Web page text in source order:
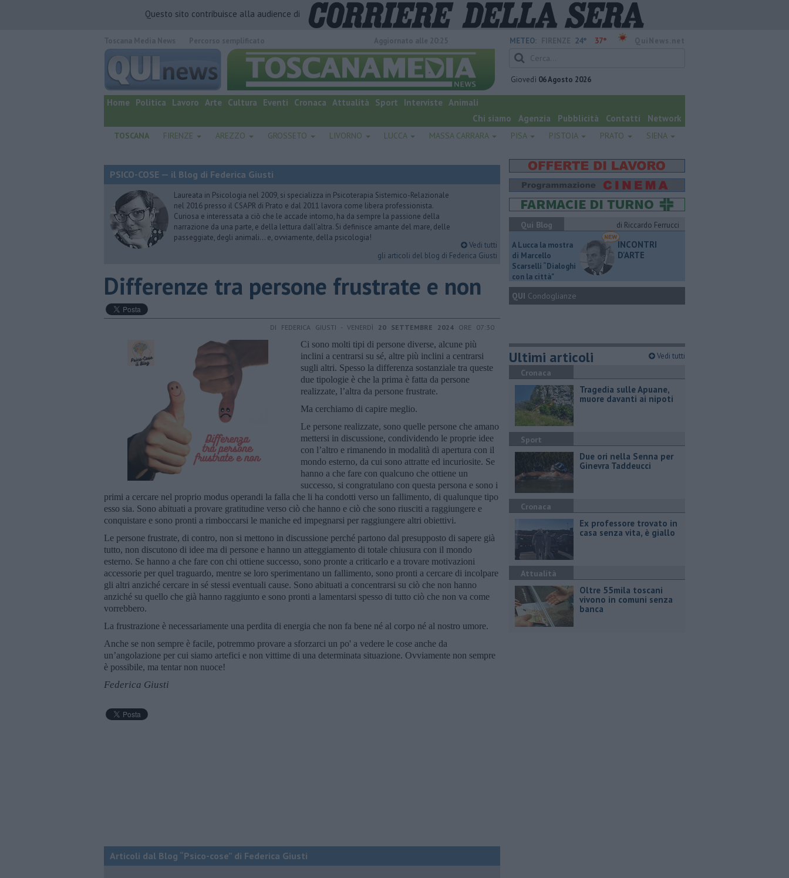
Questo sito contribuisce alla audience di
quotidiano online.
METEO: 24° 37°
Giovedì 06 Agosto 2026
Home Politica Lavoro Arte Cultura Eventi Cronaca Attualità Sport Interviste Animali
Chi siamo
Agenzia Pubblicità Contatti Network
TOSCANA FIRENZE AREZZO GROSSETO LIVORNO LUCCA MASSA CARRARA PISA PISTOIA PRATO SIENA
PSICO-COSE — il Blog di Federica Giusti
Laureata in Psicologia nel 2009, si specializza in Psicoterapia Sistemico-Relazionale
nel 2016 presso il CSAPR di Prato e dal 2011 lavora come libera professionista.
Curiosa e interessata a ciò che le accade intorno, ha da sempre la passione della
narrazione da una parte, e della lettura dall’altra. Si definisce amante del mare, delle
passeggiate, degli animali… e, ovviamente, della psicologia!
Vedi tutti
gli articoli del blog di Federica Giusti
​Differenze tra persone frustrate e non
DI FEDERICA GIUSTI - VENERDÌ 20 SETTEMBRE 2024 ORE 07:30
Ci sono molti tipi di persone diverse, alcune più
inclini a centrarsi su sé, altre più inclini a centrarsi
sugli altri. Spesso la differenza sostanziale tra queste
due tipologie è che la prima è fatta da persone
realizzate, l’altra da persone frustrate.
Ma cerchiamo di capire meglio.
Le persone realizzate, sono quelle persone che amano
mettersi in discussione, condividendo le proprie idee
con l’altro e rimanendo in modalità di apertura con il
mondo esterno, da cui sono attratte ed incuriosite. Se
hanno a che fare con qualcuno che ottiene un
successo, si congratulano con questa persona e sono i
primi a cercare nel proprio modus operandi la falla che li ha condotti verso un fallimento, di qualunque tipo
esso sia. Sono abituati a provare gratitudine verso ciò che hanno e ciò che sono riusciti a raggiungere e
conquistare e sono pronti a rimboccarsi le maniche ed impegnarsi per raggiungere altri obiettivi.
Le persone frustrate, di contro, non si mettono in discussione perché partono dal presupposto di sapere già
tutto, non discutono di idee ma di persone e hanno un atteggiamento di totale chiusura con il mondo
esterno. Se hanno a che fare con chi ottiene successo, sono pronte a criticarlo e a trovare motivazioni
accessorie per quel traguardo, mentre se loro sperimentano un fallimento, sono pronti a cercare di incolpare
gli altri anziché cercare in sé stessi eventuali cause. Sono abituati a concentrarsi su ciò che non hanno
anziché su quello che già hanno raggiunto e sono pronti a lamentarsi spesso di tutto ciò che non va come
vorrebbero.
La frustrazione è necessariamente una perdita di energia che non fa bene né al corpo né al nostro umore.
Anche se non sempre è facile, potremmo provare a sforzarci un po' a vedere le cose anche da
un’angolazione per cui siamo artefici e non vittime di una determinata situazione. Ovviamente non sempre
è possibile, ma tentar non nuoce!
Federica Giusti
Articoli dal Blog “Psico-cose” di Federica Giusti
Qui Blog
di Riccardo Ferrucci
A Lucca la mostra
di Marcello
Scarselli “Dialoghi
con la città"
INCONTRI
D'ARTE
QUI Condoglianze
Ultimi articoli Vedi tutti
Cronaca
Tragedia sulle Apuane,
muore davanti ai nipoti
Sport
Due ori nella Senna per
Ginevra Taddeucci
Cronaca
Ex professore trovato in
casa senza vita, è giallo
Attualità
Oltre 55mila toscani
vivono in comuni senza
banca